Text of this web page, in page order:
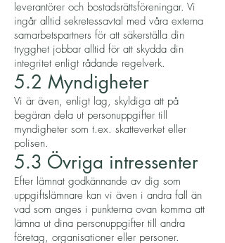
leverantörer och bostadsrättsföreningar. Vi
ingår alltid sekretessavtal med våra externa
samarbetspartners för att säkerställa din
trygghet jobbar alltid för att skydda din
integritet enligt rådande regelverk.
5.2 Myndigheter
Vi är även, enligt lag, skyldiga att på
begäran dela ut personuppgifter till
myndigheter som t.ex. skatteverket eller
polisen.
5.3 Övriga intressenter
Efter lämnat godkännande av dig som
uppgiftslämnare kan vi även i andra fall än
vad som anges i punkterna ovan komma att
lämna ut dina personuppgifter till andra
företag, organisationer eller personer.